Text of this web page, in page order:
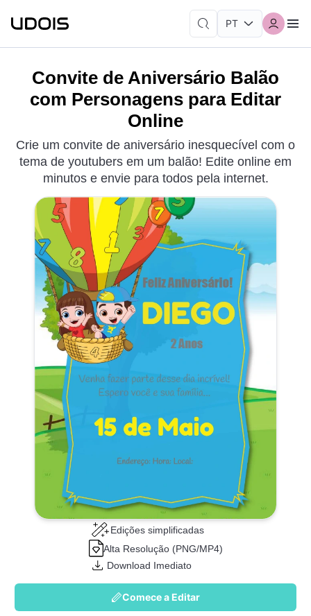
Convite de Aniversário Balão
com Personagens para Editar
Online
Crie um convite de aniversário inesquecível com o
tema de youtubers em um balão! Edite online em
minutos e envie para todos pela internet.
Edições simplificadas
Alta Resolução (PNG/MP4)
Download Imediato
Comece a Editar